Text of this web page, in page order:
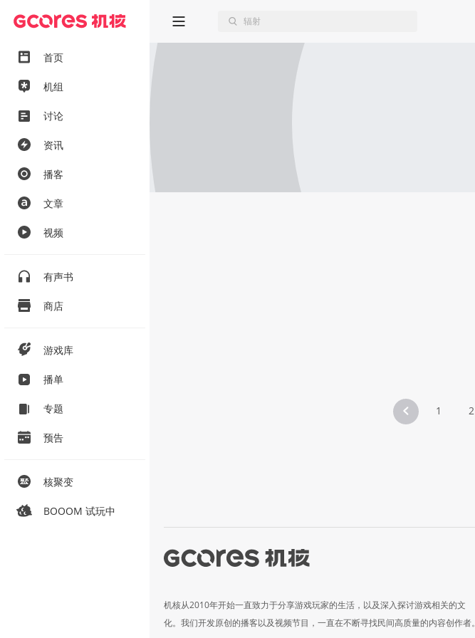
首页
机组
讨论
资讯
播客
文章
视频
有声书
商店
游戏库
播单
专题
预告
核聚变
BOOOM 试玩中
1 2
机核从2010年开始一直致力于分享游戏玩家的生活，以及深入探讨游戏相关的文
化。我们开发原创的播客以及视频节目，一直在不断寻找民间高质量的内容创作者。